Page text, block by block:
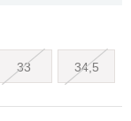
33 34,5